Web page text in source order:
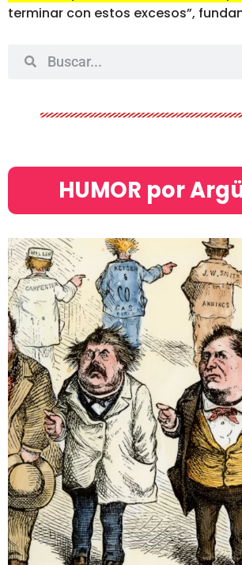
terminar con estos excesos”,
HUMOR por